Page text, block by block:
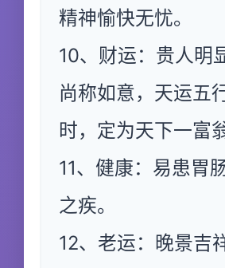
精神愉快无忧。
10、财运：贵人明
尚称如意，天运五
时，定为天下一富翁
11、健康：易患胃
之疾。
12、老运：晚景吉